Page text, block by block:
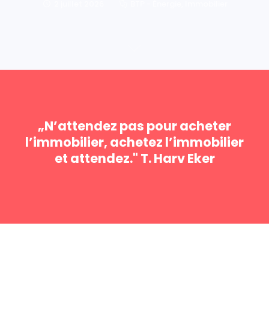
„N’attendez pas pour acheter
l’immobilier, achetez l’immobilier
et attendez." T. Harv Eker